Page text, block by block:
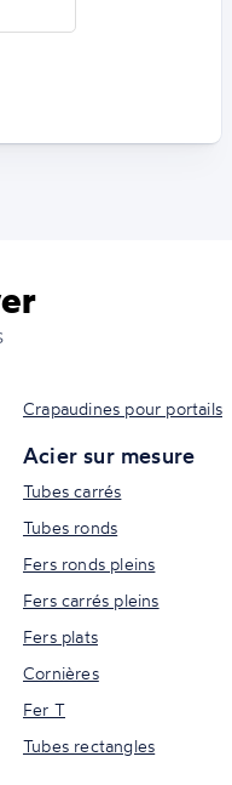
Crapaudines pour portails
Acier sur mesure
Tubes carrés
Tubes ronds
Fers ronds pleins
Fers carrés pleins
Fers plats
Cornières
Fer T
Tubes rectangles